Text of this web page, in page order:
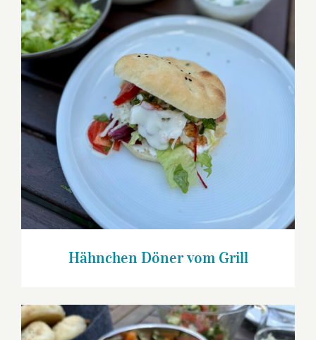
Hähnchen Döner vom Grill
Hähnchen Döner vom Grill